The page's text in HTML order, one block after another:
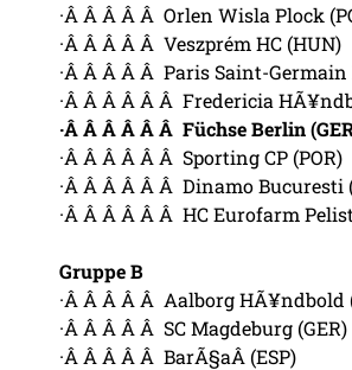
·Â Â Â Â Â Orlen Wisla Plock
·Â Â Â Â Â Veszprém HC (HUN)
·Â Â Â Â Â Paris Saint-
·Â Â Â Â Â Â Fredericia
·Â Â Â Â Â Â Füchse Berlin
·Â Â Â Â Â Â Sporting CP (POR)
·Â Â Â Â Â Â Dinamo Bucuresti
·Â Â Â Â Â Â HC Eurofarm
Gruppe B
·Â Â Â Â Â Aalborg HÃ¥ndbold
·Â Â Â Â Â SC Magdeburg (GER)
·Â Â Â Â Â BarÃ§aÂ (ESP)